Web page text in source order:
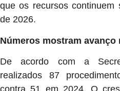
que os recursos continuem
de 2026.
Números mostram avanço
De acordo com a
realizados 87